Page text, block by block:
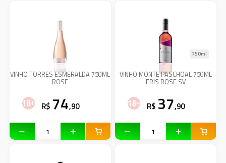
VINHO TORRES ESMERALDA 750ML
ROSE
R$ 74,90
VINHO MONTE PASCHOAL 750ML
FRIS ROSE SV
750ml
R$ 37,90